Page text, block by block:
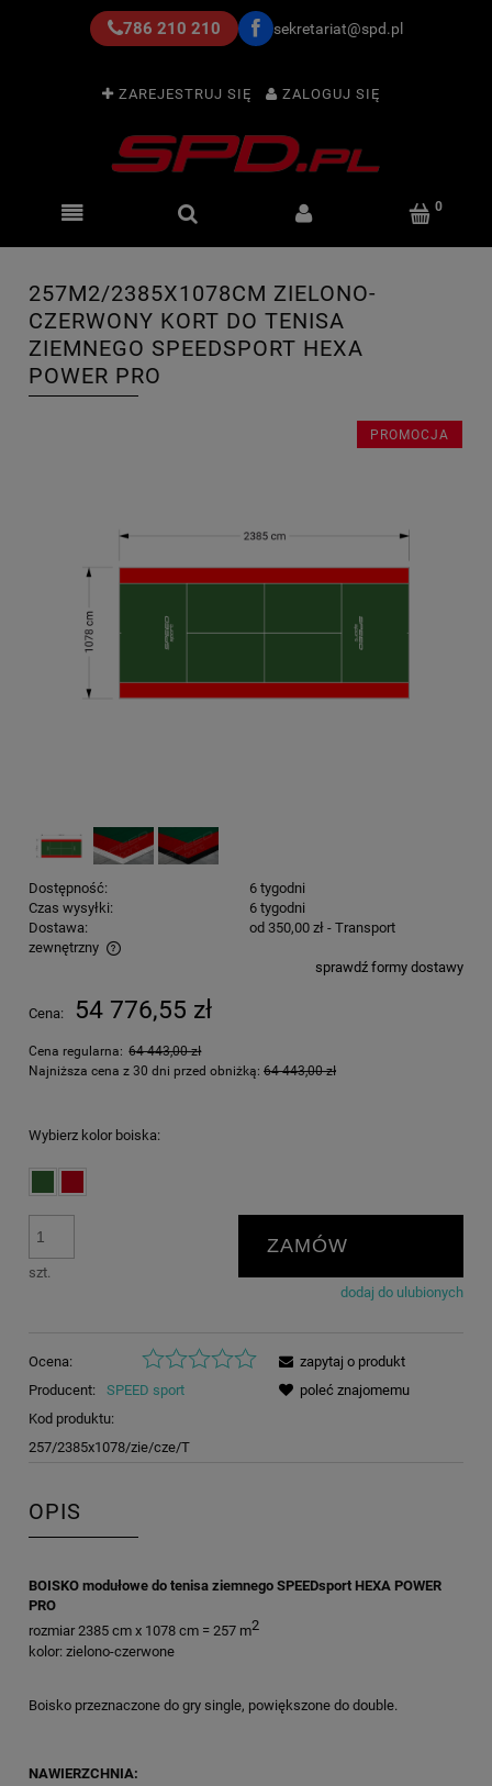
786 210 210 sekretariat@spd.pl
ZAREJESTRUJ SIĘ ZALOGUJ SIĘ
257M2/2385X1078CM ZIELONO-
CZERWONY KORT DO TENISA
ZIEMNEGO SPEEDSPORT HEXA
POWER PRO
PROMOCJA
Dostępność:
6 tygodni
Czas wysyłki:
6 tygodni
Dostawa:
od 350,00 zł - Transport
zewnętrzny
Cena nie zawiera ewentualnych kosztów płatnościsprawdź formy dostawy
Cena: 54 776,55 zł
Cena regularna: 64 443,00 zł
Najniższa cena z 30 dni przed obniżką: 64 443,00 zł
Wybierz kolor boiska:
szt.
ZAMÓW
dodaj do ulubionych
Ocena:
Producent:
SPEED sport
Kod produktu:
257/2385x1078/zie/cze/T
zapytaj o produkt
poleć znajomemu
OPIS
BOISKO modułowe do tenisa ziemnego SPEEDsport HEXA POWER
PRO
rozmiar 2385 cm x 1078 cm = 257 m2
kolor: zielono-czerwone
Boisko przeznaczone do gry single, powiększone do double.
NAWIERZCHNIA: